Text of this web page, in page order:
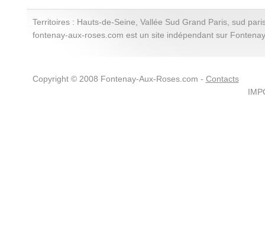
Territoires : Hauts-de-Seine, Vallée Sud Grand Paris, sud
fontenay-aux-roses.com est un site indépendant sur
Copyright © 2008 Fontenay-Aux-Roses.com - Contacts